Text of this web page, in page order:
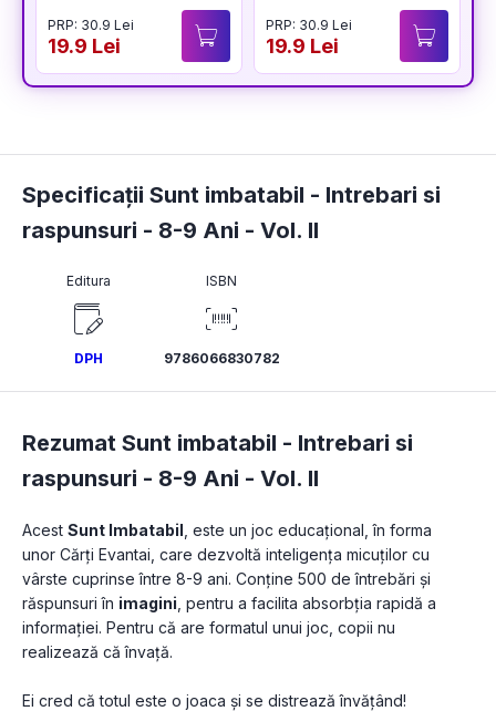
PRP: 30.9 Lei
19.9 Lei
PRP: 30.9 Lei
19.9 Lei
Specificații Sunt imbatabil - Intrebari si
raspunsuri - 8-9 Ani - Vol. II
Editura
DPH
ISBN
9786066830782
Rezumat Sunt imbatabil - Intrebari si
raspunsuri - 8-9 Ani - Vol. II
Acest Sunt Imbatabil , este un joc educațional, în forma
unor Cărți Evantai, care dezvoltă inteligența micuților cu
vârste cuprinse între 8-9 ani. Conține 500 de întrebări și
răspunsuri în imagini , pentru a facilita absorbția rapidă a
informației. Pentru că are formatul unui joc, copii nu
realizează că învață.
Ei cred că totul este o joaca și se distrează învățând!